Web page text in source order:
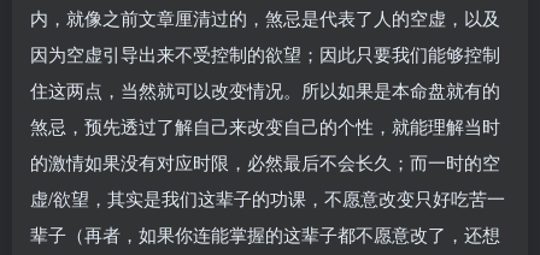
内，就像之前文章厘清过的，煞忌是代表了人的空虚，以及
因为空虚引导出来不受控制的欲望；因此只要我们能够控制
住这两点，当然就可以改变情况。所以如果是本命盘就有的
煞忌，预先透过了解自己来改变自己的个性，就能理解当时
的激情如果没有对应时限，必然最后不会长久；而一时的空
虚/欲望，其实是我们这辈子的功课，不愿意改变只好吃苦一
辈子（再者，如果你连能掌握的这辈子都不愿意改了，还想